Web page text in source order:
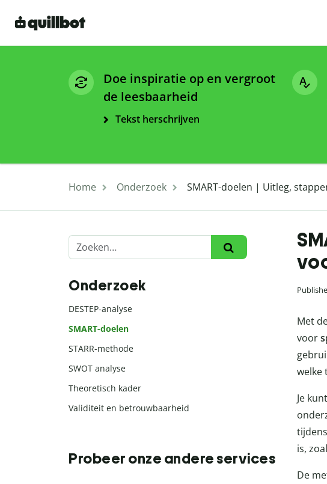
Doe inspiratie op en vergroot
de leesbaarheid
Tekst herschrijven
Home Onderzoek SMART-doelen | Uitleg,
Met
voors
welke
Je
is,
De
Onderzoek
DESTEP-analyse
SMART-doelen
STARR-methode
SWOT analyse
Theoretisch kader
Validiteit en betrouwbaarheid
Probeer onze andere services